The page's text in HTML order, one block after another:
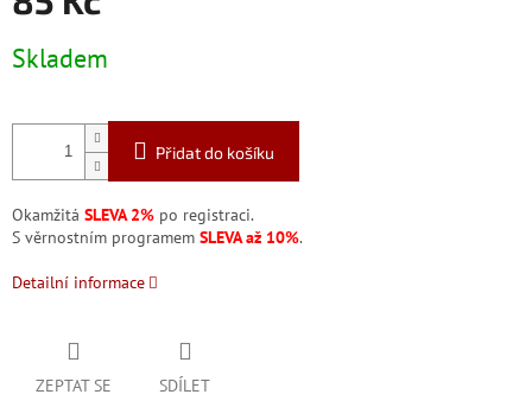
cena:
Skladem
Přidat do košíku
Okamžitá SLEVA 2% po registraci.
S věrnostním programem SLEVA až 10%.
Detailní informace
ZEPTAT SE SDÍLET